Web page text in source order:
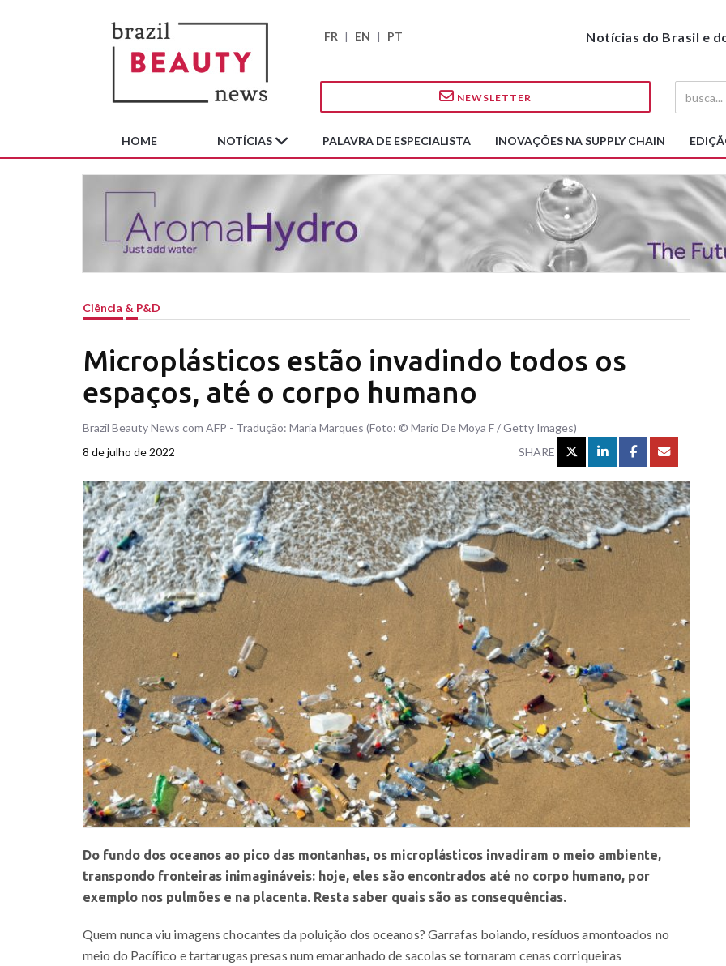
FR | EN | PT Notícias do Brasil e
NEWSLETTER
HOME NOTÍCIAS PALAVRA DE ESPECIALISTA INOVAÇÕES NA SUPPLY CHAIN
Ciência & P&D
Microplásticos estão invadindo todos os
espaços, até o corpo humano
Brazil Beauty News com AFP - Tradução: Maria Marques (Foto: © Mario De Moya F / Getty Images)
8 de julho de 2022
SHARE
Do fundo dos oceanos ao pico das montanhas, os microplásticos invadiram o meio ambiente,
transpondo fronteiras inimagináveis: hoje, eles são encontrados até no corpo humano, por
exemplo nos pulmões e na placenta. Resta saber quais são as consequências.
Quem nunca viu imagens chocantes da poluição dos oceanos? Garrafas boiando, resíduos amontoados no
meio do Pacífico e tartarugas presas num emaranhado de sacolas se tornaram cenas corriqueiras